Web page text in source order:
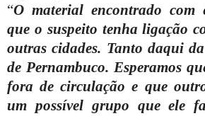
“O material encontrado com
que o suspeito tenha ligação
outras cidades. Tanto daqui
de Pernambuco. Esperamos
fora de circulação e que
um possível grupo que ele